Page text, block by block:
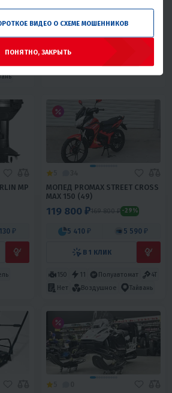
3333х500 мм 28 4T
Да
Россия
MP
₽
МОПЕД PROMAX STREET CROSS
MAX 150 (49)
119 800 ₽169 800 ₽ -29%
5 410 ₽ 5 590 ₽
В 1 КЛИК
150 11 Полуавтомат
4T
Нет
Воздушное Тайвань
ВИДЕО О СХЕМЕ МОШЕННИКОВ
ПОНЯТНО, ЗАКРЫТЬ